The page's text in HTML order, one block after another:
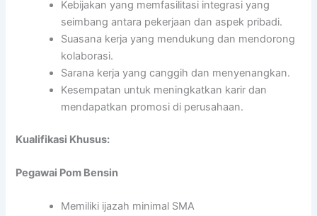
Kebijakan yang memfasilitasi integrasi yang
seimbang antara pekerjaan dan aspek pribadi.
Suasana kerja yang mendukung dan mendorong
kolaborasi.
Sarana kerja yang canggih dan menyenangkan.
Kesempatan untuk meningkatkan karir dan
mendapatkan promosi di perusahaan.
Kualifikasi Khusus:
Pegawai Pom Bensin
Memiliki ijazah minimal SMA